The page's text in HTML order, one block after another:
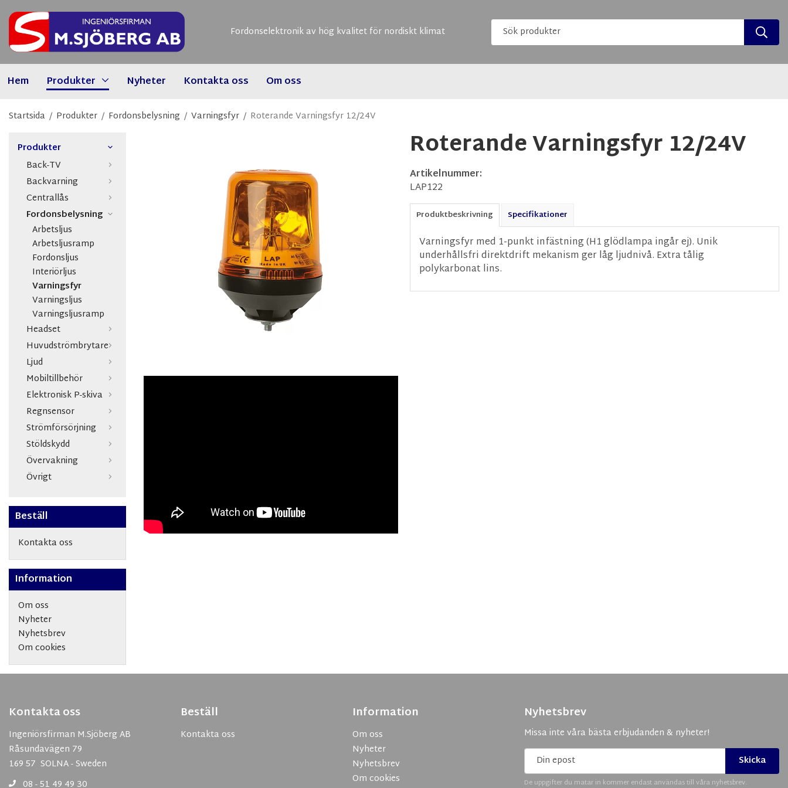
Fordonselektronik av hög kvalitet för nordiskt klimat
Hem Produkter Nyheter Kontakta oss Om oss
Startsida / Produkter / Fordonsbelysning / Varningsfyr / Roterande Varningsfyr 12/24V
Produkter
Back-TV
Backvarning
Centrallås
Fordonsbelysning
Arbetsljus
Arbetsljusramp
Fordonsljus
Interiörljus
Varningsfyr
Varningsljus
Varningsljusramp
Headset
Huvudströmbrytare
Ljud
Mobiltillbehör
Elektronisk P-skiva
Regnsensor
Strömförsörjning
Stöldskydd
Övervakning
Övrigt
Beställ
Kontakta oss
Information
Om oss
Nyheter
Nyhetsbrev
Om cookies
Roterande Varningsfyr 12/24V
Artikelnummer:
LAP122
Produktbeskrivning Specifikationer
Varningsfyr med 1-punkt infästning (H1 glödlampa ingår ej). Unik
underhållsfri direktdrift mekanism ger låg ljudnivå. Extra tålig
polykarbonat lins.
Kontakta oss
Ingeniörsfirman M.Sjöberg AB
Råsundavägen 79
169 57 SOLNA - Sweden
08 - 51 49 49 30
Beställ
Kontakta oss
Information
Om oss
Nyheter
Nyhetsbrev
Om cookies
Nyhetsbrev
Missa inte våra bästa erbjudanden & nyheter!
Skicka
De uppgifter du matar in kommer endast användas till våra nyhetsbrev.